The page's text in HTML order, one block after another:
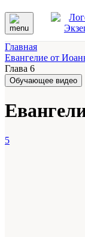
Главная
Евангелие от
Глава 6
Обучающее видео
5